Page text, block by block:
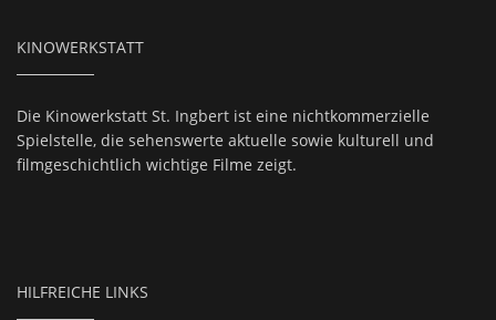
KINOWERKSTATT
Die Kinowerkstatt St. Ingbert ist eine nichtkommerzielle
Spielstelle, die sehenswerte aktuelle sowie kulturell und
filmgeschichtlich wichtige Filme zeigt.
HILFREICHE LINKS